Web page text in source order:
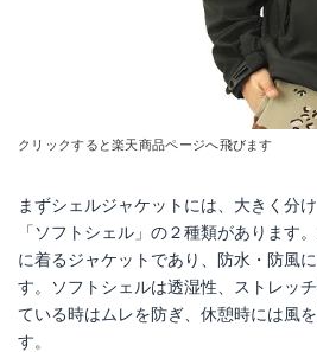
クリックすると楽天商品ページへ飛びます
まずシェルジャケットには、大きく分
「ソフトシェル」の２種類があります
に着るジャケットであり、防水・防風
す。ソフトシェルは透湿性、ストレッ
ている時はムレを防ぎ、休憩時には風
す。